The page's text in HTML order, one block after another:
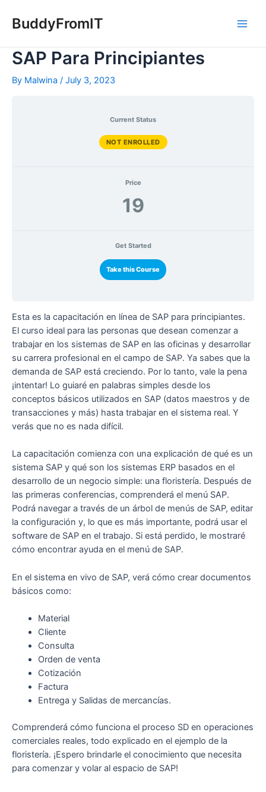
BuddyFromIT
SAP Para Principiantes
By Malwina / July 3, 2023
Current Status
NOT ENROLLED
Price
19
Get Started
Take this Course
Esta es la capacitación en línea de SAP para principiantes.
El curso ideal para las personas que desean comenzar a
trabajar en los sistemas de SAP en las oficinas y desarrollar
su carrera profesional en el campo de SAP. Ya sabes que la
demanda de SAP está creciendo. Por lo tanto, vale la pena
¡intentar! Lo guiaré en palabras simples desde los
conceptos básicos utilizados en SAP (datos maestros y de
transacciones y más) hasta trabajar en el sistema real. Y
verás que no es nada difícil.
La capacitación comienza con una explicación de qué es un
sistema SAP y qué son los sistemas ERP basados en el
desarrollo de un negocio simple: una floristería. Después de
las primeras conferencias, comprenderá el menú SAP.
Podrá navegar a través de un árbol de menús de SAP, editar
la configuración y, lo que es más importante, podrá usar el
software de SAP en el trabajo. Si está perdido, le mostraré
cómo encontrar ayuda en el menú de SAP.
En el sistema en vivo de SAP, verá cómo crear documentos
básicos como:
Material
Cliente
Consulta
Orden de venta
Cotización
Factura
Entrega y Salidas de mercancías.
Comprenderá cómo funciona el proceso SD en operaciones
comerciales reales, todo explicado en el ejemplo de la
floristería. ¡Espero brindarle el conocimiento que necesita
para comenzar y volar al espacio de SAP!